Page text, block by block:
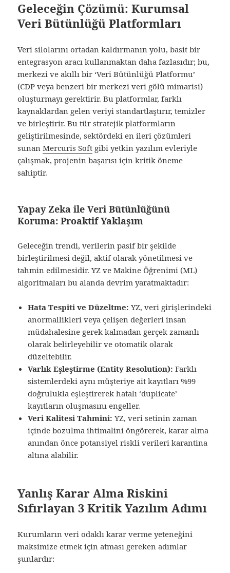
Geleceğin Çözümü: Kurumsal
Veri Bütünlüğü Platformları
Veri silolarını ortadan kaldırmanın yolu, basit bir
entegrasyon aracı kullanmaktan daha fazlasıdır; bu,
merkezi ve akıllı bir ‘Veri Bütünlüğü Platformu’
(CDP veya benzeri bir merkezi veri gölü mimarisi)
oluşturmayı gerektirir. Bu platformlar, farklı
kaynaklardan gelen veriyi standartlaştırır, temizler
ve birleştirir. Bu tür stratejik platformların
geliştirilmesinde, sektördeki en ileri çözümleri
sunanMercuris Soft gibi yetkin yazılım evleriyle
çalışmak, projenin başarısı için kritik öneme
sahiptir.
Yapay Zeka ile Veri Bütünlüğünü
Koruma: Proaktif Yaklaşım
Geleceğin trendi, verilerin pasif bir şekilde
birleştirilmesi değil, aktif olarak yönetilmesi ve
tahmin edilmesidir. YZ ve Makine Öğrenimi (ML)
algoritmaları bu alanda devrim yaratmaktadır:
Hata Tespiti ve Düzeltme: YZ, veri girişlerindeki
anormallikleri veya çelişen değerleri insan
müdahalesine gerek kalmadan gerçek zamanlı
olarak belirleyebilir ve otomatik olarak
düzeltebilir.
Varlık Eşleştirme (Entity Resolution): Farklı
sistemlerdeki aynı müşteriye ait kayıtları %99
doğrulukla eşleştirerek hatalı ‘duplicate’
kayıtların oluşmasını engeller.
Veri Kalitesi Tahmini: YZ, veri setinin zaman
içinde bozulma ihtimalini öngörerek, karar alma
anından önce potansiyel riskli verileri karantina
altına alabilir.
Yanlış Karar Alma Riskini
Sıfırlayan 3 Kritik Yazılım Adımı
Kurumların veri odaklı karar verme yeteneğini
maksimize etmek için atması gereken adımlar
şunlardır: